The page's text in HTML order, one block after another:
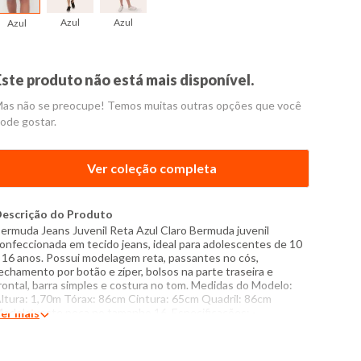
Azul Azul Azul
produto não está mais disponível.
não se preocupe! Temos muitas outras opções que você
gostar.
Ver coleção completa
do Produto
Jeans Juvenil Reta Azul Claro Bermuda juvenil
em tecido jeans, ideal para adolescentes de 10
16 anos. Possui modelagem reta, passantes no cós,
por botão e zíper, bolsos na parte traseira e
barra simples e costura no tom. Medidas do Modelo:
1,70m Tórax: 86cm Cintura: 65cm Quadril: 86cm
veste peça no tamanho 16. Especificações: -
mais